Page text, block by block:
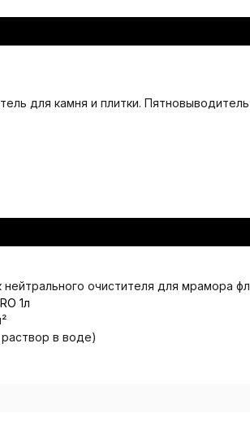
для камня и плитки.
нейтрального очистителя для мрамора
1л
раствор в воде)